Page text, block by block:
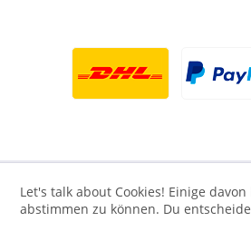
Let's talk about Cookies! Einige
abstimmen zu können. Du